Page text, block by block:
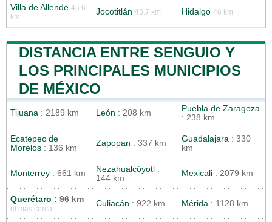
Villa de Allende 45.6
km
Jocotitlán 45.7 km Hidalgo 46 km
DISTANCIA ENTRE SENGUIO Y
LOS PRINCIPALES MUNICIPIOS
DE MÉXICO
Tijuana : 2189 km León : 208 km
Puebla de Zaragoza
: 238 km
Ecatepec de
Morelos : 136 km
Zapopan : 337 km Guadalajara : 330
km
Monterrey : 661 km Nezahualcóyotl :
144 km
Mexicali : 2079 km
Querétaro : 96 km
el más cerca
Culiacán : 922 km Mérida : 1128 km